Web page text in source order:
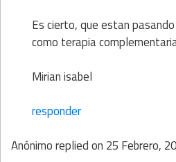
Es cierto, que estan
como terapia
Mirian isabel
responder
Anónimoreplied on 25 Febrero,